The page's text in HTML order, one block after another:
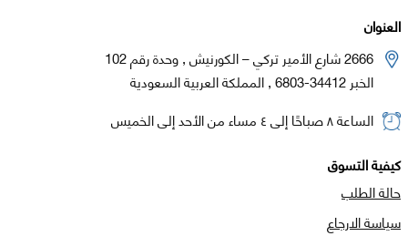
العنوان
2666 شارع الأمير تركي – الكورنيش , وحدة رقم 102
الخبر 34412-6803 , المملكة العربية السعودية
الساعة ٨ صباحًا إلى ٤ مساء من الأحد إلى الخميس
كيفية التسوق
حالة الطلب
سياسة الارجاع